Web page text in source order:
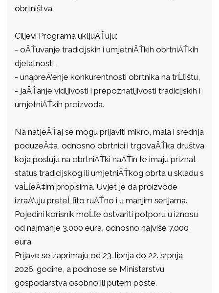
obrtništva.
Ciljevi Programa ukljuÄŤuju:
- oÄŤuvanje tradicijskih i umjetniÄŤkih obrtniÄŤkih
djelatnosti,
- unapreÄ‘enje konkurentnosti obrtnika na trĹľištu,
- jaÄŤanje vidljivosti i prepoznatljivosti tradicijskih i
umjetniÄŤkih proizvoda.
Na natjeÄŤaj se mogu prijaviti mikro, mala i srednja
poduzeÄ‡a, odnosno obrtnici i trgovaÄŤka društva
koja posluju na obrtniÄŤki naÄŤin te imaju priznat
status tradicijskog ili umjetniÄŤkog obrta u skladu s
vaĹľeÄ‡im propisima. Uvjet je da proizvode
izraÄ‘uju preteĹľito ruÄŤno i u manjim serijama.
Pojedini korisnik moĹľe ostvariti potporu u iznosu
od najmanje 3.000 eura, odnosno najviše 7.000
eura.
Prijave se zaprimaju od 23. lipnja do 22. srpnja
2026. godine, a podnose se Ministarstvu
gospodarstva osobno ili putem pošte.